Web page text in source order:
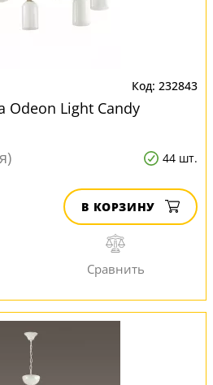
232843
Odeon Light Candy
44 шт.
В КОРЗИНУ